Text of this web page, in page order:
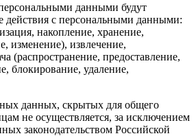
данными будут
с персональными данными:
накопление, хранение,
изменение), извлечение,
(распространение, предоставление,
блокирование, удаление,
данных, скрытых для общего
не осуществляется, за исключением
законодательством Российской